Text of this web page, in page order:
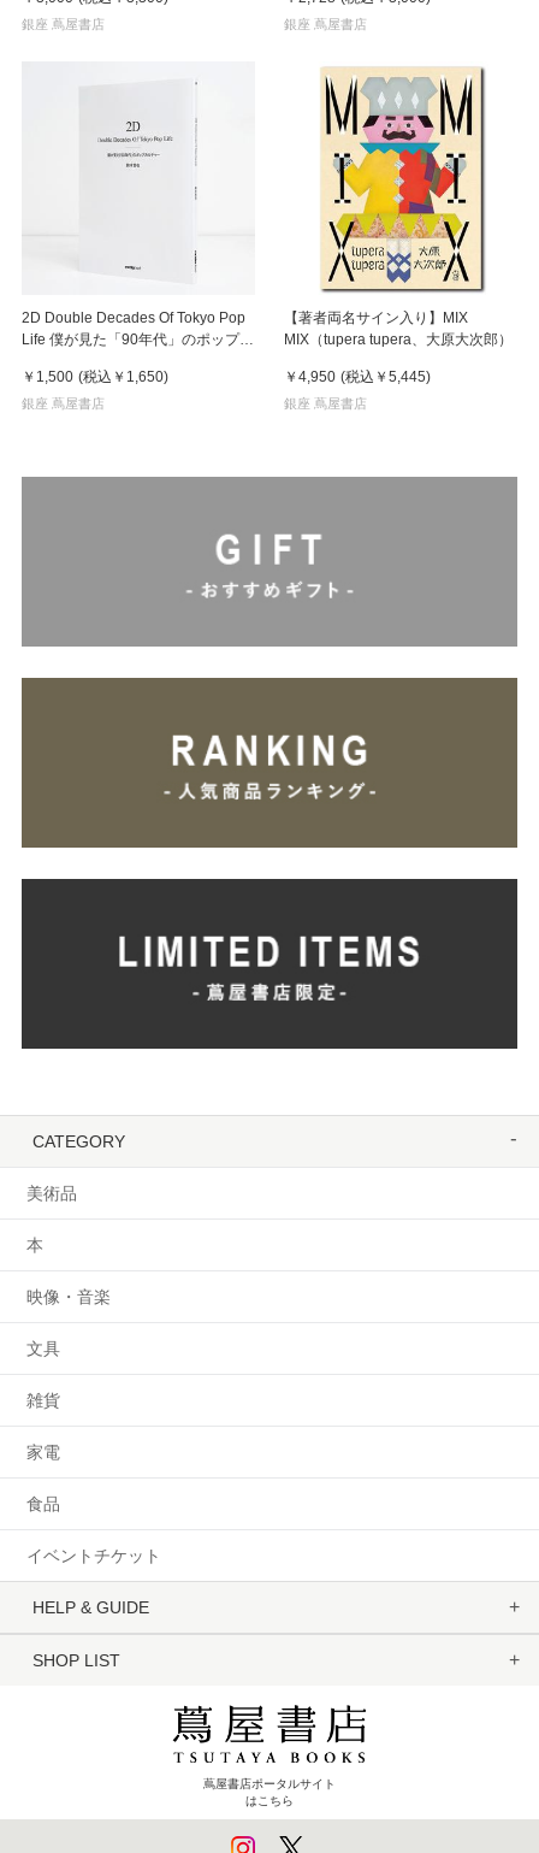
銀座 蔦屋書店 銀座 蔦屋書店
2D Double Decades Of Tokyo Pop
Life 僕が見た「90年代」のポップカ
￥1,500 (税込 ￥1,650)
銀座 蔦屋書店
【著者両名サイン入り】MIX
MIX（tupera tupera、大原大次郎）
￥4,950 (税込 ￥5,445)
銀座 蔦屋書店
CATEGORY
美術品
本
映像・音楽
文具
雑貨
家電
食品
イベントチケット
HELP & GUIDE
SHOP LIST
蔦屋書店ポータルサイト
はこちら